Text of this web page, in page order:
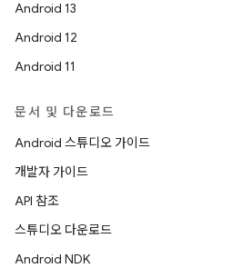
Android 13
Android 12
Android 11
문서 및 다운로드
Android 스튜디오 가이드
개발자 가이드
API 참조
스튜디오 다운로드
Android NDK